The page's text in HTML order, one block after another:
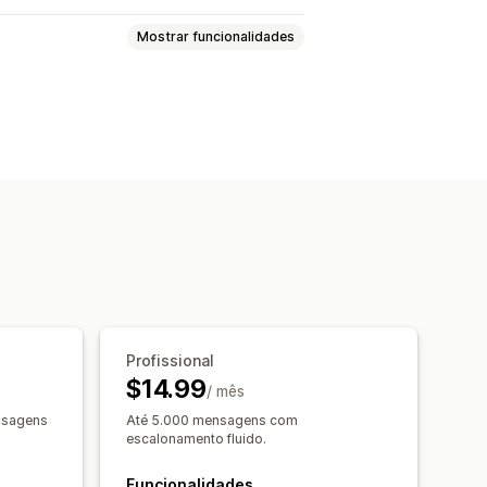
Mostrar funcionalidades
Janela de conversa
de boas-vindas
de conversa
Profissional
$14.99/ mês
Até 5.000 mensagens com
escalonamento fluido.